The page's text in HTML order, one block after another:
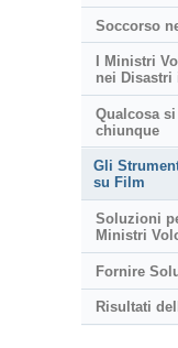
Soccorso
I Ministri
nei Disastri
Qualcosa si
chiunque
Gli
su Film
Soluzioni
Ministri
Fornire
Risultati